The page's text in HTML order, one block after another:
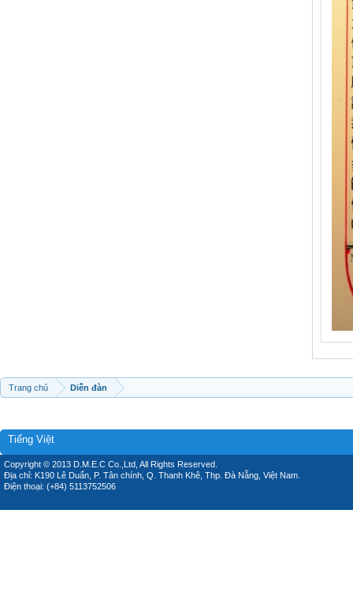
Trang chủ Diễn đàn
Tiếng Việt
Copyright © 2013 D.M.E.C Co.,Ltd, All Rights Reserved.
Địa chỉ: K190 Lê Duẩn, P. Tân chính, Q. Thanh Khê, Thp. Đà Nẵng, Việt Nam.
Điện thoại: (+84) 5113752506